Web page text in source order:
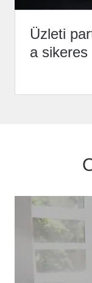
Üzleti
a sikeres